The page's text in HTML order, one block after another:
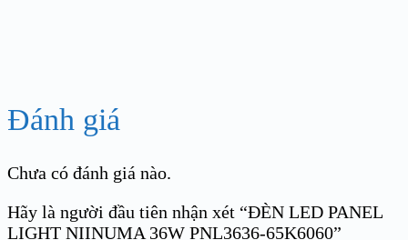
Đánh giá
Chưa có đánh giá nào.
Hãy là người đầu tiên nhận xét “ĐÈN LED PANEL
LIGHT NIINUMA 36W PNL3636-65K6060”